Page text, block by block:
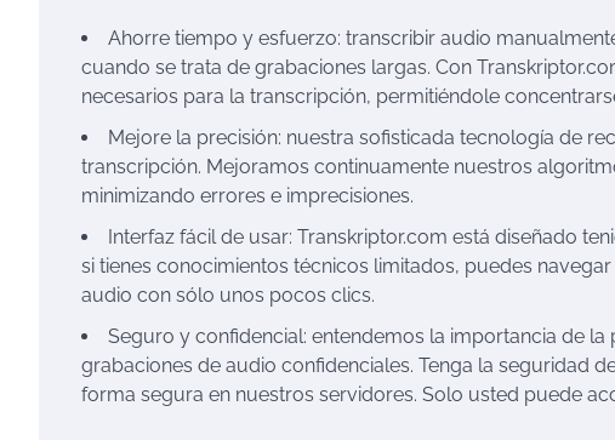
Ahorre tiempo y esfuerzo: transcribir audio
cuando se trata de grabaciones largas. Con
necesarios para la transcripción, permitiéndole
Mejore la precisión: nuestra sofisticada tecnología de
transcripción. Mejoramos continuamente nuestros
minimizando errores e imprecisiones.
Interfaz fácil de usar: Transkriptor.com está diseñado
si tienes conocimientos técnicos limitados, puedes
audio con sólo unos pocos clics.
Seguro y confidencial: entendemos la importancia de
grabaciones de audio confidenciales. Tenga la seguridad
forma segura en nuestros servidores. Solo usted puede